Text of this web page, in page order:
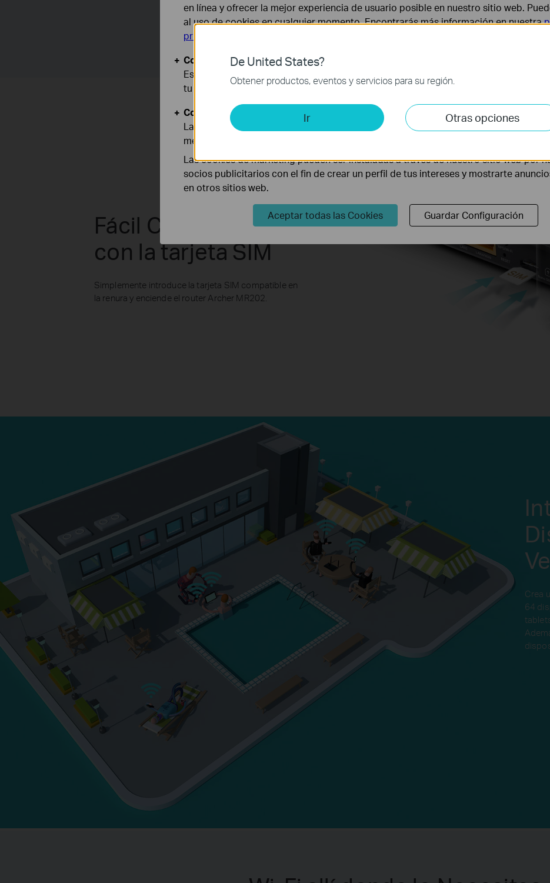
Fácil Configuración
con la tarjeta SIM
Simplemente introduce la tarjeta SIM compatible en
la renura y enciende el router Archer MR202.
Crea
64
De United States?
Obtener productos, eventos y servicios para su región.
Ir Otras opciones
en línea y ofrecer la mejor experiencia de usuario posible en nuestro sitio web.
al uso de cookies en cualquier momento. Encontrarás más información en nuestra
privacidad
Cookies Básicas
Estas cookies son necesarias para el funcionamiento del sitio web y no pueden
tu sistema.
Cookies de Análisis y de Marketing
Las cookies de análisis nos permiten analizar tus actividades en nuestro sitio web
mejorar y adaptar la funcionalidad del mismo.
Las cookies de marketing pueden ser instaladas a través de nuestro sitio web por
socios publicitarios con el fin de crear un perfil de tus intereses y mostrarte
en otros sitios web.
Aceptar todas las Cookies Guardar Configuración